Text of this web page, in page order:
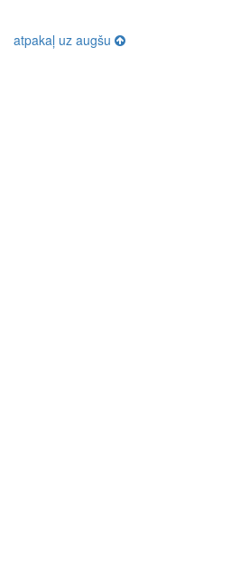
atpakaļ uz augšu